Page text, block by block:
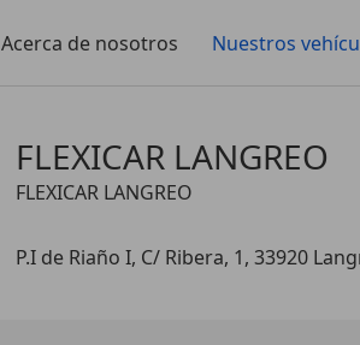
Acerca de nosotros Nuestros
FLEXICAR LANGREO
FLEXICAR LANGREO
P.I de Riaño I, C/ Ribera, 1, 33920